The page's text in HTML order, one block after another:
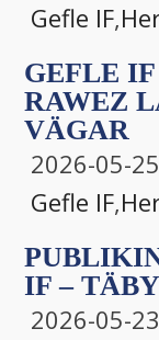
Gefle IF,
GEFLE
RAWEZ
VÄGAR
2026-05-25
Gefle IF,
IF –
2026-05-23